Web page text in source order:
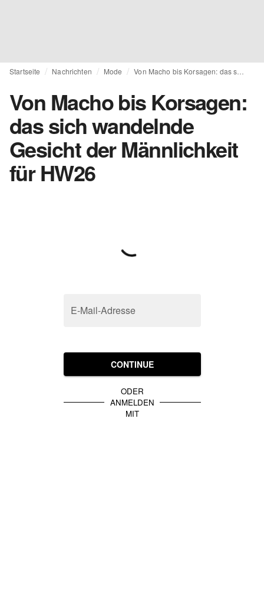
Startseite Nachrichten Mode
Von Macho bis Korsagen:
das sich wandelnde
Gesicht der Männlichkeit
für HW26
E-Mail-Adresse
CONTINUE
ODER
ANMELDEN
MIT